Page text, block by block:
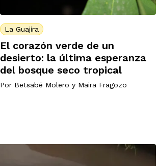
La Guajira
El corazón verde de un
desierto: la última esperanza
del bosque seco tropical
Por Betsabé Molero y Maira Fragozo